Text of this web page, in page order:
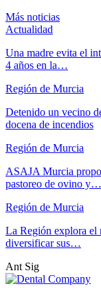
Más noticias
Actualidad
Una madre evita el
4 años en la…
Región de Murcia
Detenido un vecino
docena de incendios
Región de Murcia
ASAJA Murcia
pastoreo de ovino y…
Región de Murcia
La Región explora el
diversificar sus…
Ant Sig